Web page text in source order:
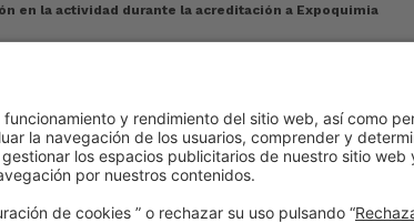
en la actividad durante la acreditación a Expoquimia